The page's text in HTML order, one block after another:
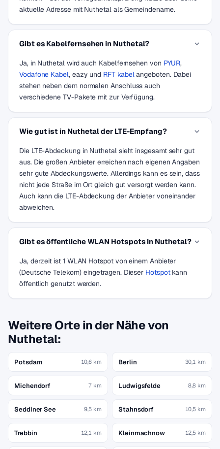
aktuelle Adresse mit Nuthetal als Gemeindename.
Gibt es Kabelfernsehen in Nuthetal?
Ja, in Nuthetal wird auch Kabelfernsehen von PYUR,
Vodafone Kabel, eazy und RFT kabelangeboten. Dabei
stehen neben dem normalen Anschluss auch
verschiedene TV-Pakete mit zur Verfügung.
Wie gut ist in Nuthetal der LTE-Empfang?
Die LTE-Abdeckung in Nuthetal sieht insgesamt sehr gut
aus. Die großen Anbieter erreichen nach eigenen Angaben
sehr gute Abdeckungswerte. Allerdings kann es sein, dass
nicht jede Straße im Ort gleich gut versorgt werden kann.
Auch kann die LTE-Abdeckung der Anbieter voneinander
abweichen.
Gibt es öffentliche WLAN Hotspots in Nuthetal?
Ja, derzeit ist 1 WLAN Hotspot von einem Anbieter
(Deutsche Telekom) eingetragen. Dieser Hotspotkann
öffentlich genutzt werden.
Weitere Orte in der Nähe von
Nuthetal:
Potsdam 10,6 km Berlin 30,1 km
Michendorf 7 km Ludwigsfelde 8,8 km
Seddiner See 9,5 km Stahnsdorf 10,5 km
Trebbin 12,1 km Kleinmachnow 12,5 km